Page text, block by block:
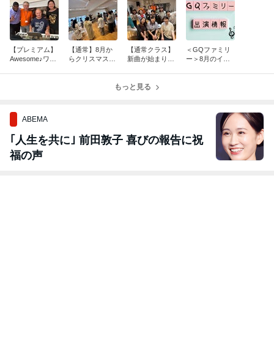
【プレミアム】
Awesome♪ワン
【通常】8月か
らクリスマスの
【通常クラス】
新曲が始まりま
＜GQファミリ
ー＞8月のイベ
もっと見る
ABEMA
｢人生を共に｣ 前田敦子 喜びの報告に祝
福の声